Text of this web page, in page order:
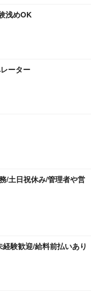
浅めOK
ーター
/土日祝休み/管理者や営
験歓迎/給料前払いあり